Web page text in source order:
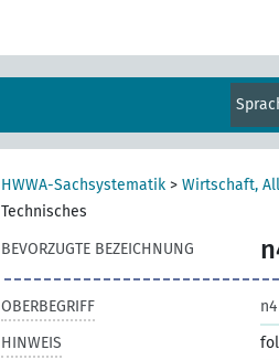
HWWA-Sachsystematik > Wirtschaft,
Technisches
BEVORZUGTE BEZEICHNUNG
OBERBEGRIFF n4
HINWEIS